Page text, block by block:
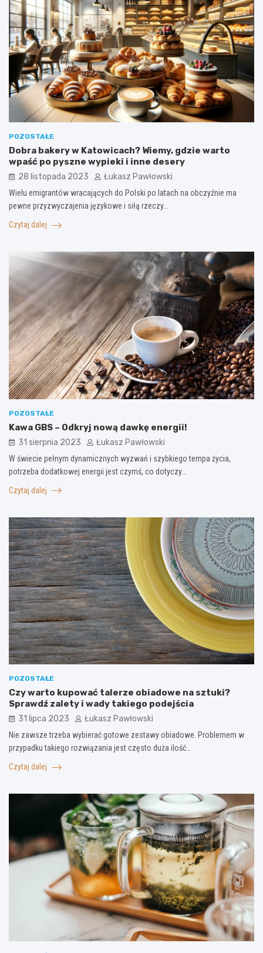
POZOSTAŁE
Dobra bakery w Katowicach? Wiemy, gdzie warto
wpaść po pyszne wypieki i inne desery
28 listopada 2023 Łukasz Pawłowski
Wielu emigrantów wracających do Polski po latach na obczyźnie ma
pewne przyzwyczajenia językowe i siłą rzeczy…
Czytaj dalej
POZOSTAŁE
Kawa GBS – Odkryj nową dawkę energii!
31 sierpnia 2023 Łukasz Pawłowski
W świecie pełnym dynamicznych wyzwań i szybkiego tempa życia,
potrzeba dodatkowej energii jest czymś, co dotyczy…
Czytaj dalej
POZOSTAŁE
Czy warto kupować talerze obiadowe na sztuki?
Sprawdź zalety i wady takiego podejścia
31 lipca 2023 Łukasz Pawłowski
Nie zawsze trzeba wybierać gotowe zestawy obiadowe. Problemem w
przypadku takiego rozwiązania jest często duża ilość…
Czytaj dalej